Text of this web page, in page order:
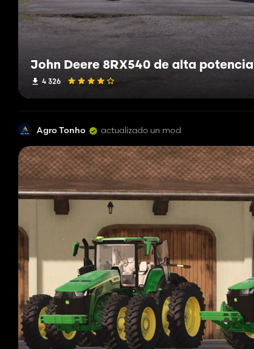
John Deere 8RX540 de alta
4 326
Agro Tonho actualizado un mod